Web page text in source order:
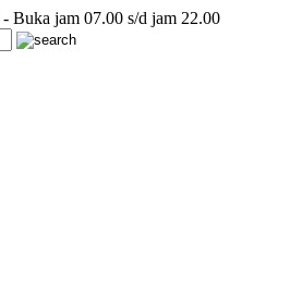
- Buka jam 07.00 s/d jam 22.00